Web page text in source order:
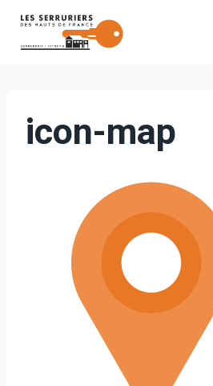
Aller
icon-map